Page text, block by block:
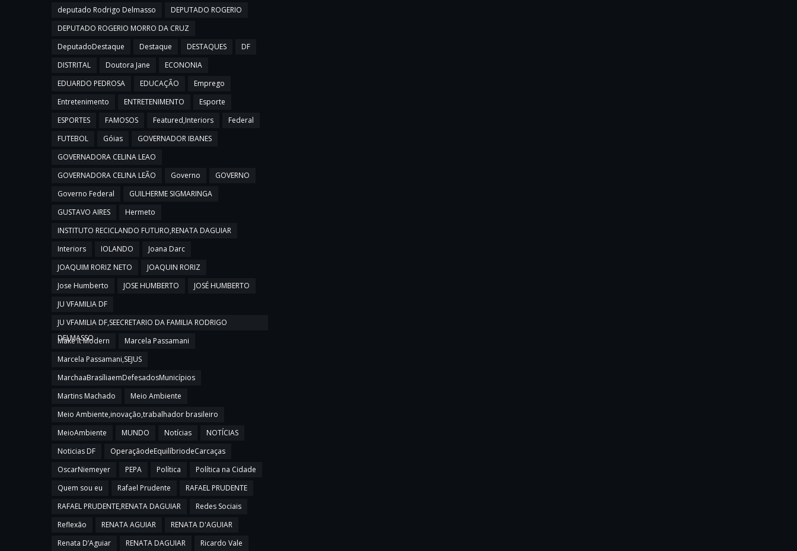
deputado Rodrigo Delmasso
DEPUTADO ROGERIO
DEPUTADO ROGERIO MORRO DA CRUZ
DeputadoDestaque
Destaque DESTAQUES
DF
DISTRITAL
Doutora Jane
ECONONIA
EDUARDO PEDROSA
EDUCAÇÃO
Emprego
Entretenimento
ENTRETENIMENTO
Esporte
ESPORTES
FAMOSOS Featured,Interiors
Federal
FUTEBOL
Góias
GOVERNADOR IBANES
GOVERNADORA CELINA LEAO
GOVERNADORA CELINA LEÃO
Governo
GOVERNO
Governo Federal
GUILHERME SIGMARINGA
GUSTAVO AIRES
Hermeto
INSTITUTO RECICLANDO FUTURO,RENATA DAGUIAR
Interiors
IOLANDO
Joana Darc
JOAQUIM RORIZ NETO
JOAQUIN RORIZ
Jose Humberto
JOSE HUMBERTO
JOSÉ HUMBERTO
JU VFAMILIA DF
JU VFAMILIA DF,SEECRETARIO DA FAMILIA RODRIGO
DELMASSO
Make it Modern
Marcela Passamani
Marcela Passamani,SEJUS
MarchaaBrasíliaemDefesadosMunicípios
Martins Machado
Meio Ambiente
Meio Ambiente,inovação,trabalhador brasileiro
MeioAmbiente
MUNDO Notícias
NOTÍCIAS
Noticias DF
OperaçãodeEquilíbriodeCarcaças
OscarNiemeyer
PEPA Política
Política na Cidade
Quem sou eu
Rafael Prudente
RAFAEL PRUDENTE
RAFAEL PRUDENTE,RENATA DAGUIAR
Redes Sociais
Reflexão
RENATA AGUIAR
RENATA D'AGUIAR
Renata D’Aguiar
RENATA DAGUIAR Ricardo Vale